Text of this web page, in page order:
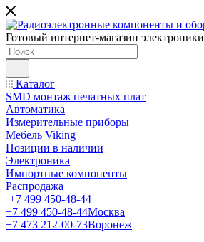
Готовый интернет-магазин электроники
Каталог
SMD монтаж печатных плат
Автоматика
Измерительные приборы
Мебель Viking
Позиции в наличии
Электроника
Импортные компоненты
Распродажа
+7 499 450-48-44
+7 499 450-48-44Москва
+7 473 212-00-73Воронеж